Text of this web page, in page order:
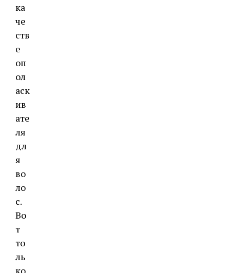
ка
че
ств
е
оп
ол
аск
ив
ате
ля
дл
я
во
ло
с.
Во
т
то
ль
ко